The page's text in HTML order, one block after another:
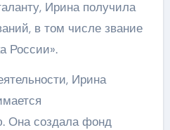
Ирина получила
в том числе звание
России».
Ирина
Она создала фонд